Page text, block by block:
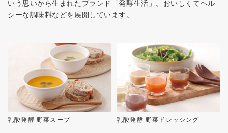
いう思いから生まれたブランド「発酵生活」。おいしくてヘル
シーな調味料などを展開しています。
乳酸発酵 野菜スープ 乳酸発酵 野菜ドレッシング